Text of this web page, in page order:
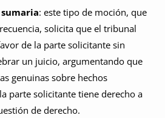
: este tipo de moción, que
solicita que el tribunal
de la parte solicitante sin
un juicio, argumentando que
genuinas sobre hechos
parte solicitante tiene derecho a
de derecho.